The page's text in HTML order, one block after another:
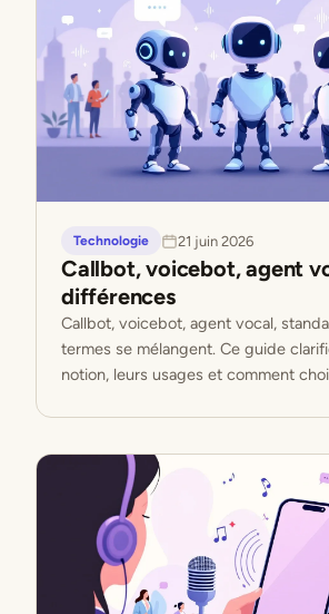
Technologie 21 juin 2026
Callbot, voicebot, agent
différences
Callbot, voicebot, agent vocal,
termes se mélangent. Ce guide
notion, leurs usages et comment